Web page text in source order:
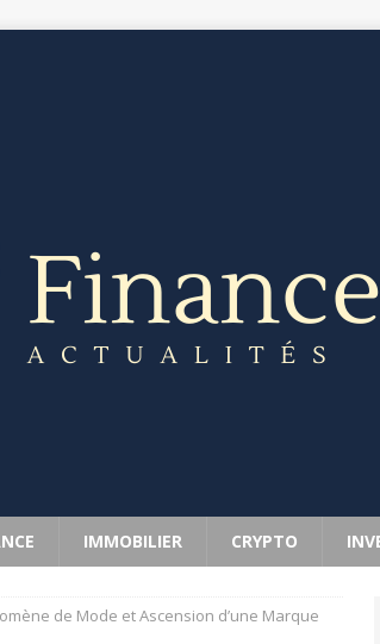
IMMOBILIER CRYPTO
de Mode et Ascension d’une Marque